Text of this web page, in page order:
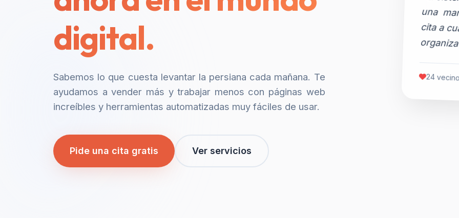
digital.
Sabemos lo que cuesta levantar la persiana cada mañana. Te
ayudamos a vender más y trabajar menos con páginas web
increíbles y herramientas automatizadas muy fáciles de usar.
Pide una cita gratis Ver servicios
24